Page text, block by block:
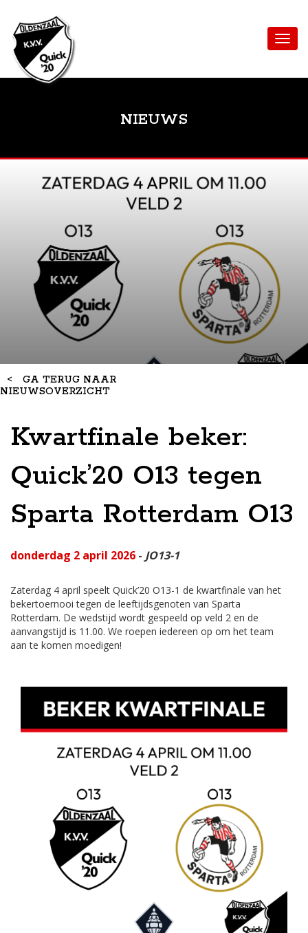
NIEUWS
< GA TERUG NAAR
NIEUWSOVERZICHT
Kwartfinale beker:
Quick’20 O13 tegen
Sparta Rotterdam O13
donderdag 2 april 2026 - JO13-1
Zaterdag 4 april speelt Quick’20 O13-1 de kwartfinale van het
bekertoernooi tegen de leeftijdsgenoten van Sparta
Rotterdam. De wedstijd wordt gespeeld op veld 2 en de
aanvangstijd is 11.00. We roepen iedereen op om het team
aan te komen moedigen!